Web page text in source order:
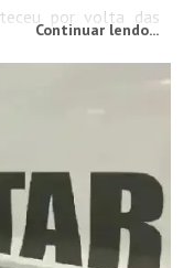
por volta das
Penha. Quando
Continuar lendo...